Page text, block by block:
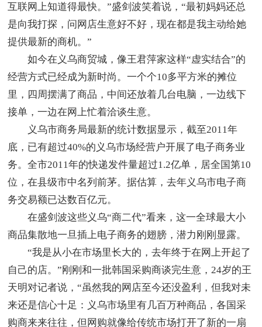
互联网上知道得最快。”盛剑波笑着说，“最初妈妈还总
是向我打探，问网店生意好不好，现在都是我主动给她
提供最新的商机。”
如今在义乌商贸城，像王君萍家这样“虚实结合”的
经营方式已经成为新时尚。一个个10多平方米的摊位
里，四周摆满了商品，中间还放着几台电脑，一边线下
接单，一边在网上忙着洽谈生意。
义乌市商务局最新的统计数据显示，截至2011年
底，已有超过40%的义乌市场经营户开展了电子商务业
务。全市2011年的快递发件量超过1.2亿单，居全国第10
位，在县级市中名列前茅。据估算，去年义乌市电子商
务交易额已达数百亿元。
在盛剑波这些义乌“商二代”看来，这一全球最大小
商品集散地一旦插上电子商务的翅膀，潜力刚刚显露。
“我是从小在市场里长大的，去年终于在网上开起了
自己的店。”刚刚和一批韩国采购商谈完生意，24岁的王
天明对记者说，“虽然我的网店至今还没盈利，但我对未
来还是信心十足：义乌市场里有几百万种商品，各国采
购商来来往往，但网购就像给传统市场打开了新的一扇